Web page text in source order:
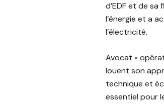
d’EDF et de
l’énergie et a
l’électricité.
Avocat «
louent son
technique et
essentiel pour